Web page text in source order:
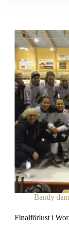
Bandy
Finalförlust i